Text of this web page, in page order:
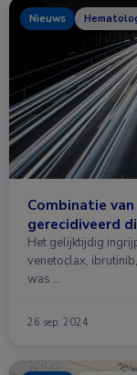
Nieuws
Combinatie
gerecidiveerd
Het gelijktijdig
venetoclax,
was …
26 sep. 2024